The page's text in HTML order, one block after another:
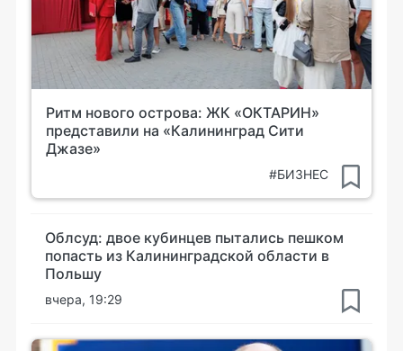
Ритм нового острова: ЖК «ОКТАРИН»
представили на «Калининград Сити
Джазе»
#БИЗНЕС
Облсуд: двое кубинцев пытались пешком
попасть из Калининградской области в
Польшу
вчера, 19:29